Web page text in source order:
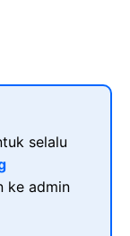
selalu
ke admin